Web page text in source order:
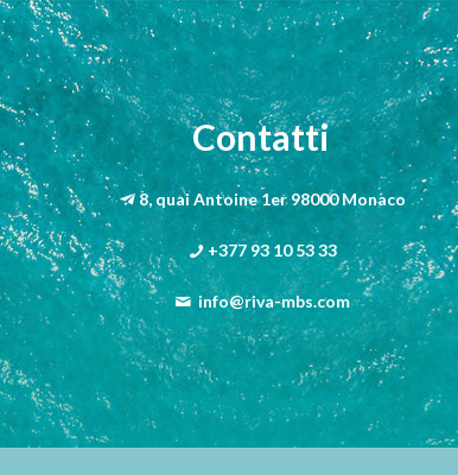
Contatti
8, quai Antoine 1er 98000 Monaco
+377 93 10 53 33
info@riva-mbs.com